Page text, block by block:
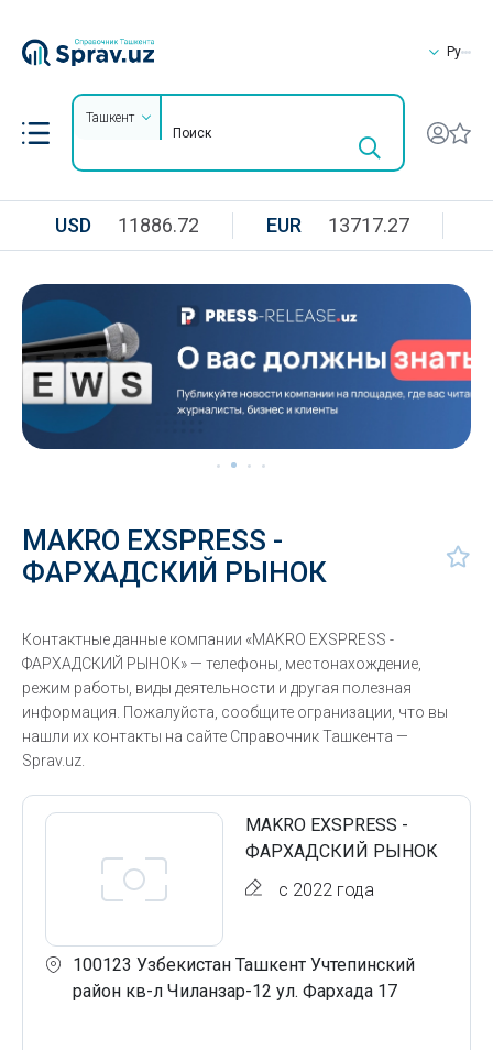
Ру
Ташкент
USD 11886.72 EUR 13717.27
MAKRO EXSPRESS -
ФАРХАДСКИЙ РЫНОК
Контактные данные компании «MAKRO EXSPRESS -
ФАРХАДСКИЙ РЫНОК» — телефоны, местонахождение,
режим работы, виды деятельности и другая полезная
информация. Пожалуйста, сообщите огранизации, что вы
нашли их контакты на сайте Справочник Ташкента —
Sprav.uz.
MAKRO EXSPRESS -
ФАРХАДСКИЙ РЫНОК
с 2022 года
100123 Узбекистан Ташкент Учтепинский
район кв-л Чиланзар-12 ул. Фархада 17